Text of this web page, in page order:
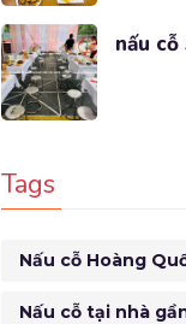
nấu
Tags
Nấu cỗ Hoàng
Nấu cỗ tại nhà